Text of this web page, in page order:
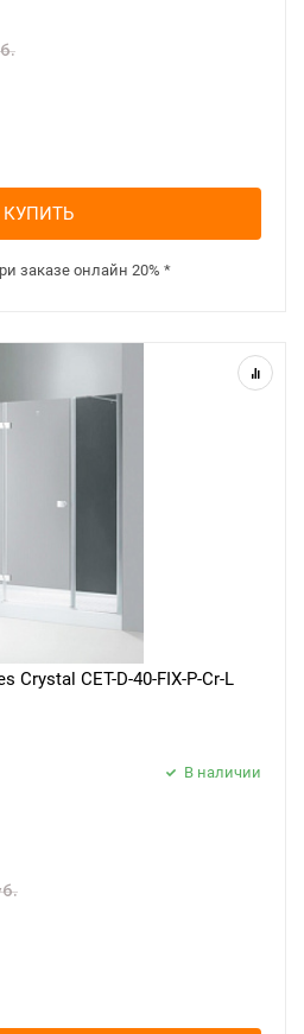
КУПИТЬ
заказе онлайн 20% *
Crystal CET-D-40-FIX-P-Cr-L
В наличии